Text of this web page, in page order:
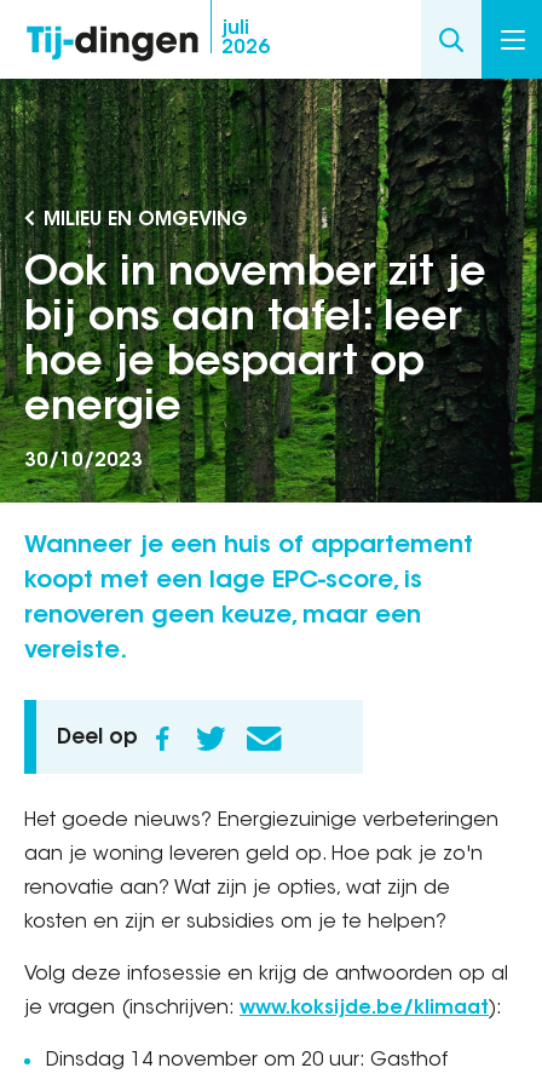
naar
de
inhoud
gaan
juli
2026
MILIEU EN OMGEVING
Ook in november zit je
bij ons aan tafel: leer
hoe je bespaart op
energie
30/10/2023
Wanneer je een huis of appartement
koopt met een lage EPC-score, is
renoveren geen keuze, maar een
vereiste.
Deel op
Het goede nieuws? Energiezuinige verbeteringen
aan je woning leveren geld op. Hoe pak je zo'n
renovatie aan? Wat zijn je opties, wat zijn de
kosten en zijn er subsidies om je te helpen?
Volg deze infosessie en krijg de antwoorden op al
je vragen (inschrijven: www.koksijde.be/klimaat):
Dinsdag 14 november om 20 uur: Gasthof